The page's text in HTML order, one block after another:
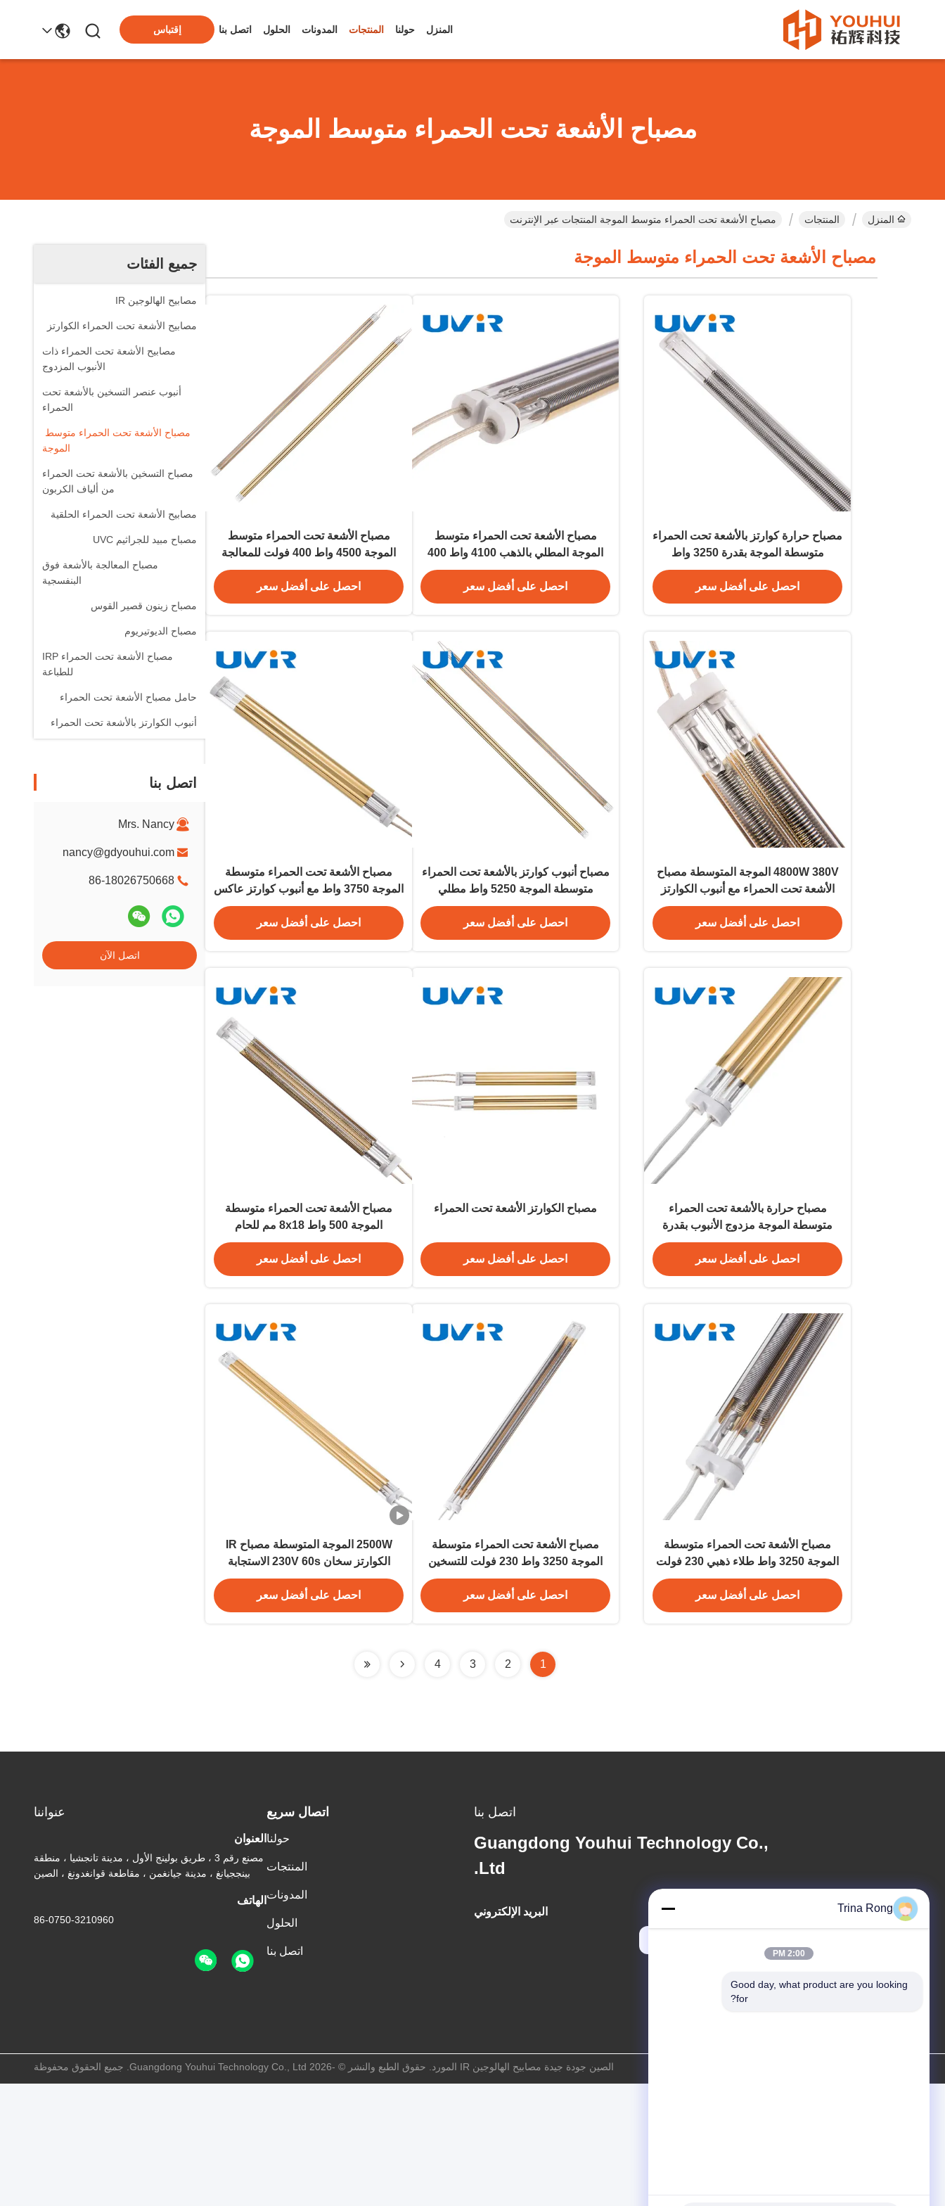
المنزل حولنا المنتجات المدونات الحلول اتصل بنا إقتباس
مصباح الأشعة تحت الحمراء متوسط ​​الموجة
المنزل المنتجات مصباح الأشعة تحت الحمراء متوسط ​​الموجة المنتجات عبر الإنترنت
جميع الفئات
مصابيح الهالوجين IR
مصابيح الأشعة تحت الحمراء الكوارتز
مصابيح الأشعة تحت الحمراء ذات
الأنبوب المزدوج
أنبوب عنصر التسخين بالأشعة تحت
الحمراء
مصباح الأشعة تحت الحمراء متوسط ​​
الموجة
مصباح التسخين بالأشعة تحت الحمراء
من ألياف الكربون
مصابيح الأشعة تحت الحمراء الحلقية
مصباح مبيد للجراثيم UVC
مصباح المعالجة بالأشعة فوق
البنفسجية
مصباح زينون قصير القوس
مصباح الديوتيريوم
مصباح الأشعة تحت الحمراء IRP
للطباعة
حامل مصباح الأشعة تحت الحمراء
أنبوب الكوارتز بالأشعة تحت الحمراء
اتصل بنا
Mrs. Nancy
nancy@gdyouhui.com
86-18026750668
اتصل الآن
مصباح الأشعة تحت الحمراء متوسط ​​الموجة
مصباح حرارة كوارتز بالأشعة تحت الحمراء
متوسطة الموجة بقدرة 3250 واط
لتجفيف الطلاء
احصل على أفضل سعر
مصباح الأشعة تحت الحمراء متوسط
الموجة المطلي بالذهب 4100 واط 400
فولت لتجفيف الطلاء
احصل على أفضل سعر
مصباح الأشعة تحت الحمراء متوسط
الموجة 4500 واط 400 فولت للمعالجة
السطحية
احصل على أفضل سعر
4800W 380V الموجة المتوسطة مصباح
الأشعة تحت الحمراء مع أنبوب الكوارتز
احصل على أفضل سعر
مصباح أنبوب كوارتز بالأشعة تحت الحمراء
متوسطة الموجة 5250 واط مطلي
بالذهب
احصل على أفضل سعر
مصباح الأشعة تحت الحمراء متوسطة
الموجة 3750 واط مع أنبوب كوارتز عاكس
ذهبي
احصل على أفضل سعر
مصباح حرارة بالأشعة تحت الحمراء
متوسطة الموجة مزدوج الأنبوب بقدرة
2500 واط للطلاء
احصل على أفضل سعر
مصباح الكوارتز الأشعة تحت الحمراء
احصل على أفضل سعر
مصباح الأشعة تحت الحمراء متوسطة
الموجة 500 واط 8x18 مم للحام
البلاستيك
احصل على أفضل سعر
مصباح الأشعة تحت الحمراء متوسطة
الموجة 3250 واط طلاء ذهبي 230 فولت
احصل على أفضل سعر
مصباح الأشعة تحت الحمراء متوسطة
الموجة 3250 واط 230 فولت للتسخين
الصناعي
احصل على أفضل سعر
2500W الموجة المتوسطة مصباح IR
الكوارتز سخان 230V 60s الاستجابة
احصل على أفضل سعر
1
2
3
4
اتصل بنا
Guangdong Youhui Technology Co.,
Ltd.
البريد الإلكتروني
اتصال سريع
حولنا
المنتجات
المدونات
الحلول
اتصل بنا
عنواننا
العنوان
مصنع رقم 3 ، طريق بولينج الأول ، مدينة تانجشيا ، منطقة
بينججيانغ ، مدينة جيانغمن ، مقاطعة قوانغدونغ ، الصين
الهاتف
86-0750-3210960
الصين جودة جيدة مصابيح الهالوجين IR المورد. حقوق الطبع والنشر © -2026 Guangdong Youhui Technology Co., Ltd. جميع الحقوق محفوظة
Trina Rong
2:00 PM
Good day, what product are you looking
for?